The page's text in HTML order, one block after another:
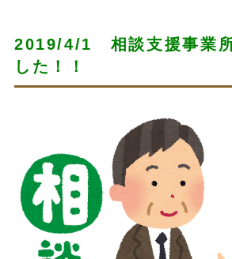
2019/4/1 相談支援事業所
した！！